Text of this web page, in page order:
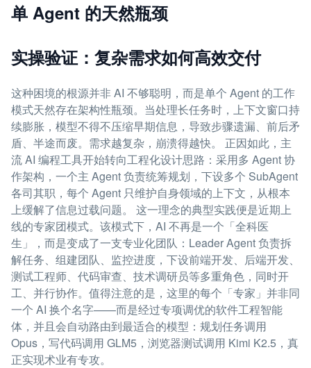
单 Agent 的天然瓶颈
实操验证：复杂需求如何高效交付
这种困境的根源并非 AI 不够聪明，而是单个 Agent 的工作
模式天然存在架构性瓶颈。当处理长任务时，上下文窗口持
续膨胀，模型不得不压缩早期信息，导致步骤遗漏、前后矛
盾、半途而废。需求越复杂，崩溃得越快。 正因如此，主
流 AI 编程工具开始转向工程化设计思路：采用多 Agent 协
作架构，一个主 Agent 负责统筹规划，下设多个 SubAgent
各司其职，每个 Agent 只维护自身领域的上下文，从根本
上缓解了信息过载问题。 这一理念的典型实践便是近期上
线的专家团模式。该模式下，AI 不再是一个「全科医
生」，而是变成了一支专业化团队：Leader Agent 负责拆
解任务、组建团队、监控进度，下设前端开发、后端开发、
测试工程师、代码审查、技术调研员等多重角色，同时开
工、并行协作。值得注意的是，这里的每个「专家」并非同
一个 AI 换个名字——而是经过专项调优的软件工程智能
体，并且会自动路由到最适合的模型：规划任务调用
Opus，写代码调用 GLM5，浏览器测试调用 Kimi K2.5，真
正实现术业有专攻。